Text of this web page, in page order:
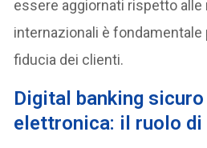
essere aggiornati rispetto alle
internazionali è fondamentale
fiducia dei clienti.
Digital banking
elettronica: il ruolo di